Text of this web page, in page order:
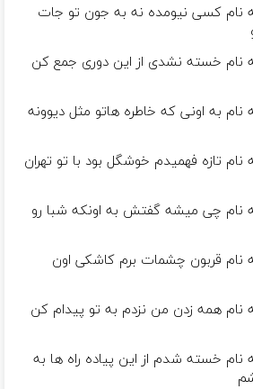
نام کسی نیومده نه به جون تو جات
نام خسته نشدی از این دوری جمع کن
نام به اونی که خاطره هاتو مثل دیوونه
تازه فهمیدم خوشگل بود با تو تهران
نام چی میشه گفتش به اونکه شبا رو
نام قربون چشمات برم کاشکی اون
نام همه زدن من نزدم به تو پیدام کن
نام خسته شدم از این پیاده راه ها به